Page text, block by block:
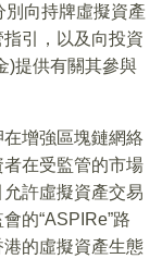
別向持牌虛擬資產
引，以及向投資
)提供有關其參與
增強區塊鏈網絡
在受監管的市場
許虛擬資產交易
的“ASPIRe”路
的虛擬資產生態